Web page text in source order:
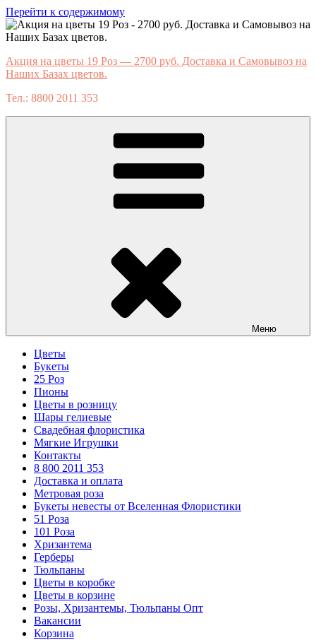
Перейти к содержимому
Акция на цветы 19 Роз — 2700 руб. Доставка и Самовывоз на
Наших Базах цветов.
Тел.: 8800 2011 353
Меню
Цветы
Букеты
25 Роз
Пионы
Цветы в розницу
Шары гелиевые
Свадебная флористика
Мягкие Игрушки
Контакты
8 800 2011 353
Доставка и оплата
Метровая роза
Букеты невесты от Вселенная Флористики
51 Роза
101 Роза
Хризантема
Герберы
Тюльпаны
Цветы в коробке
Цветы в корзине
Розы, Хризантемы, Тюльпаны Опт
Вакансии
Корзина